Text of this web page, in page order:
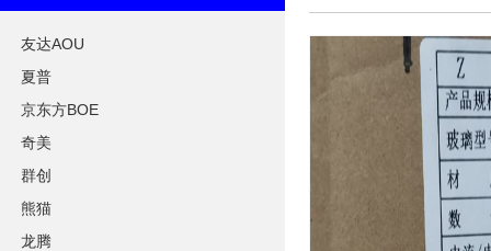
友达AOU
夏普
京东方BOE
奇美
群创
熊猫
龙腾